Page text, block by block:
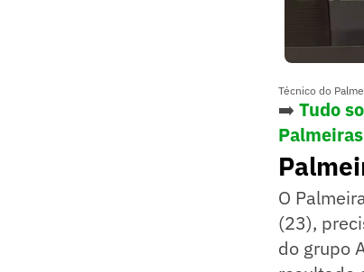
Técnico do
➡️ Tudo
Palmeiras
O
(23),
do grupo